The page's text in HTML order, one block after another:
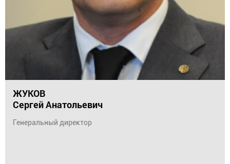
ЖУКОВ
Сергей Анатольевич
Генеральный директор